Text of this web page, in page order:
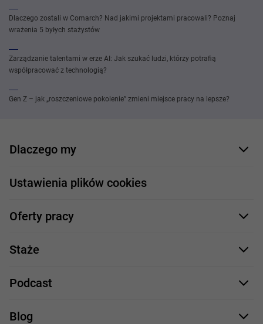
Dlaczego zostali w Comarch? Nad jakimi projektami pracowali? Poznaj
wrażenia 5 byłych stażystów
Zarządzanie talentami w erze AI: Jak szukać ludzi, którzy potrafią
współpracować z technologią?
Gen Z – jak „roszczeniowe pokolenie” zmieni miejsce pracy na lepsze?
Dlaczego my
Nasi pracownicy
Nasze projekty
Profile zawodowe
Ustawienia plików cookies
Oferty pracy
Formularz aplikacyjny
.NET
C++
Staże
Staże IT
Podcast
Comarch Careers
Blog